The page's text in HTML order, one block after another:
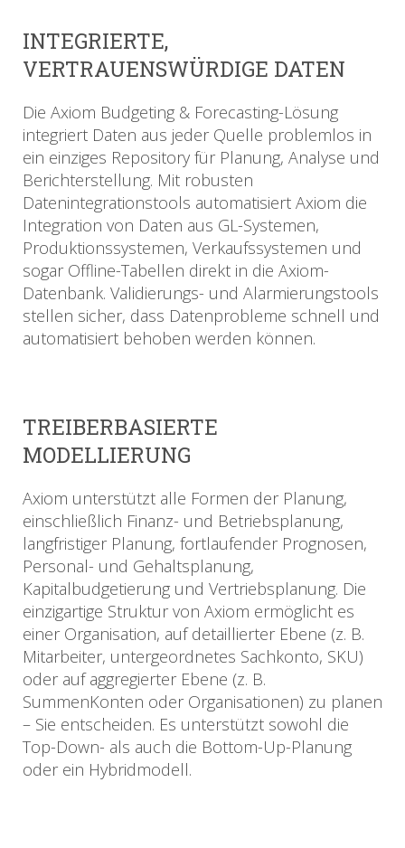
INTEGRIERTE,
VERTRAUENSWÜRDIGE DATEN
Die Axiom Budgeting & Forecasting-Lösung
integriert Daten aus jeder Quelle problemlos in
ein einziges Repository für Planung, Analyse und
Berichterstellung. Mit robusten
Datenintegrationstools automatisiert Axiom die
Integration von Daten aus GL-Systemen,
Produktionssystemen, Verkaufssystemen und
sogar Offline-Tabellen direkt in die Axiom-
Datenbank. Validierungs- und Alarmierungstools
stellen sicher, dass Datenprobleme schnell und
automatisiert behoben werden können.
TREIBERBASIERTE
MODELLIERUNG
Axiom unterstützt alle Formen der Planung,
einschließlich Finanz- und Betriebsplanung,
langfristiger Planung, fortlaufender Prognosen,
Personal- und Gehaltsplanung,
Kapitalbudgetierung und Vertriebsplanung. Die
einzigartige Struktur von Axiom ermöglicht es
einer Organisation, auf detaillierter Ebene (z. B.
Mitarbeiter, untergeordnetes Sachkonto, SKU)
oder auf aggregierter Ebene (z. B.
SummenKonten oder Organisationen) zu planen
– Sie entscheiden. Es unterstützt sowohl die
Top-Down- als auch die Bottom-Up-Planung
oder ein Hybridmodell.